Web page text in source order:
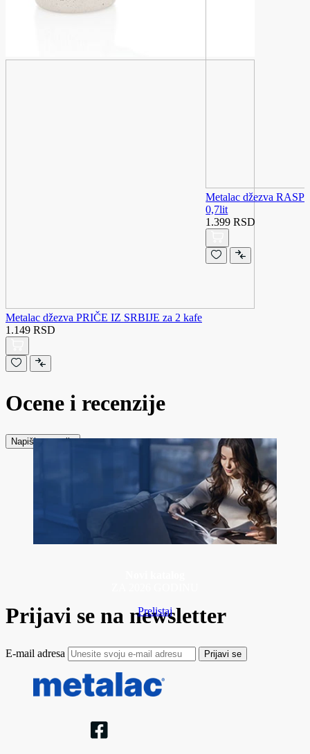
Metalac džezva PRIČE IZ SRBIJE za 2 kafe
1.149 RSD
Metalac džezva
0,7lit
1.399 RSD
Ocene i recenzije
Napiši recenziju
Prelistaj
Prijavi se na newsletter
E-mail adresa Prijavi se